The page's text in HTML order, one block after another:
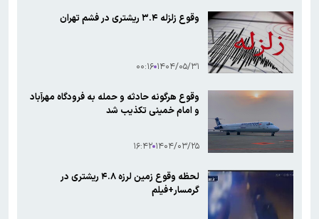
وقوع زلزله ۳.۴ ریشتری در فشم تهران
۱۴۰۴/۰۵/۳۱ ۰۰:۱۶
وقوع هرگونه حادثه و حمله به فرودگاه مهرآباد
و امام خمینی تکذیب شد
۱۴۰۴/۰۳/۲۵ ۱۶:۴۲
لحظه وقوع زمین لرزه ۴.۸ ریشتری در
گرمسار+فیلم